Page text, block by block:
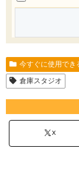
今すぐに使用でき
倉庫スタジオ
X